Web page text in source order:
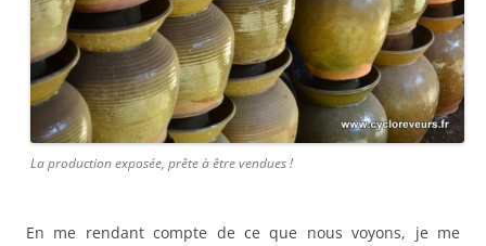
La production exposée, prête à être vendues !
En me rendant compte de ce que nous voyons, je me